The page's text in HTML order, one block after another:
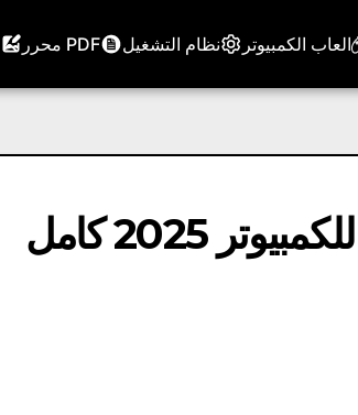
العاب الكمبيوتر نظام التشغيل PDF محرر
تحميل برنامج IObit Smart Defrag للكمبيوتر 2025 كامل